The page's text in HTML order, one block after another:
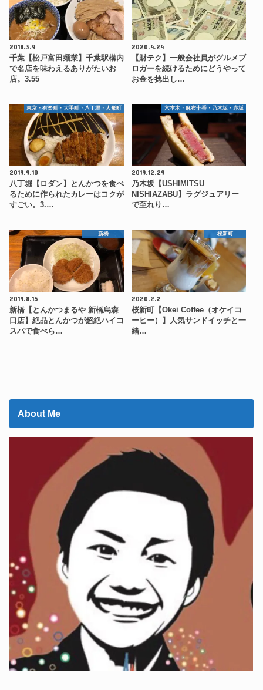
2018.3.9
千葉【松戸富田麺業】千葉駅構内
で名店を味わえるありがたいお
店。3.55
2020.4.24
【財テク】一般会社員がグルメブ
ロガーを続けるためにどうやって
お金を捻出し…
東京・有楽町・大手町・八丁堀・人形町
2019.9.10
八丁堀【ロダン】とんかつを食べ
るために作られたカレーはコクが
すごい。3.…
六本木・麻布十番・乃木坂・赤坂
2019.12.29
乃木坂【USHIMITSU
NISHIAZABU】ラグジュアリー
で至れり…
新橋
2019.8.15
新橋【とんかつまるや 新橋烏森
口店】絶品とんかつが超絶ハイコ
スパで食べら…
桜新町
2020.2.2
桜新町【Okei Coffee（オケイコ
ーヒー）】人気サンドイッチと一
緒…
About Me